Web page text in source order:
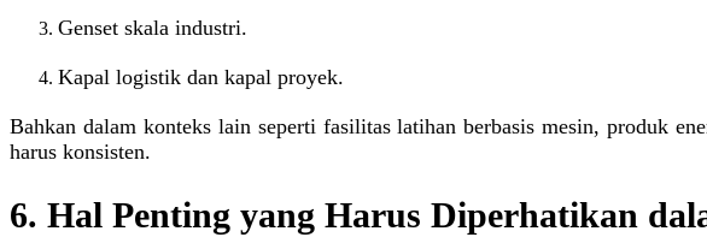
Genset skala industri.
Kapal logistik dan kapal proyek.
Bahkan dalam konteks lain seperti fasilitas latihan berbasis mesin, produk
harus konsisten.
6. Hal Penting yang Harus Diperhatikan